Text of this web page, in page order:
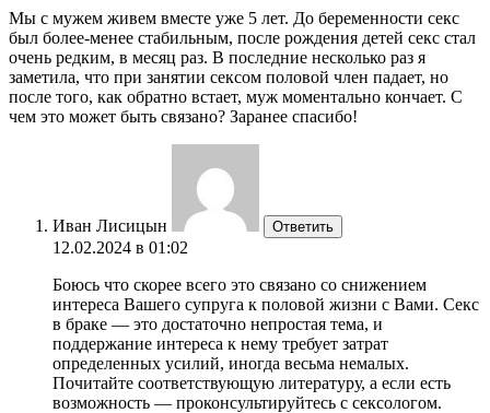
Мы с мужем живем вместе уже 5 лет. До беременности секс
был более-менее стабильным, после рождения детей секс стал
очень редким, в месяц раз. В последние несколько раз я
заметила, что при занятии сексом половой член падает, но
после того, как обратно встает, муж моментально кончает. С
чем это может быть связано? Заранее спасибо!
Иван Лисицын Ответить
12.02.2024 в 01:02
Боюсь что скорее всего это связано со снижением
интереса Вашего супруга к половой жизни с Вами. Секс
в браке — это достаточно непростая тема, и
поддержание интереса к нему требует затрат
определенных усилий, иногда весьма немалых.
Почитайте соответствующую литературу, а если есть
возможность — проконсультируйтесь с сексологом.